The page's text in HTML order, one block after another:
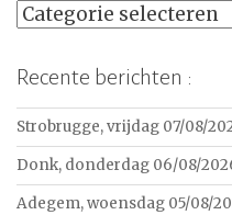
Categorieën
Recente berichten :
Strobrugge, vrijdag 07/08/
Donk, donderdag 06/08/
Adegem, woensdag 05/08/